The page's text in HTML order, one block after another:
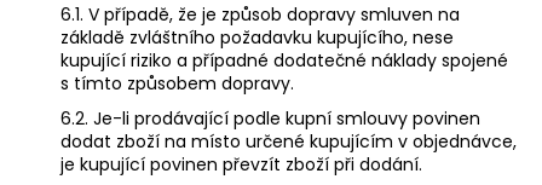
6.1. V případě, že je způsob dopravy smluven na
základě zvláštního požadavku kupujícího, nese
kupující riziko a případné dodatečné náklady spojené
s tímto způsobem dopravy.
6.2. Je-li prodávající podle kupní smlouvy povinen
dodat zboží na místo určené kupujícím v objednávce,
je kupující povinen převzít zboží při dodání.